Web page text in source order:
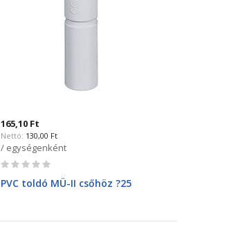
165,10 Ft
130,00 Ft
/ egységenként
Rating:
PVC toldó MÜ-II csőhöz ?25